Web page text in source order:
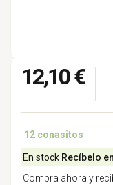
12,10 €
12 conasitos
En stock Recíbelo
Compra ahora y